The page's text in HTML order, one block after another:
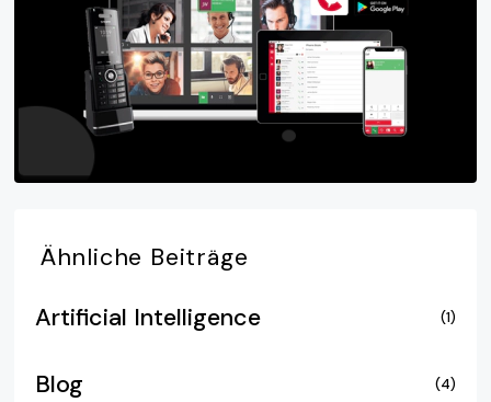
Ähnliche Beiträge
Artificial Intelligence
(1)
Blog (4)